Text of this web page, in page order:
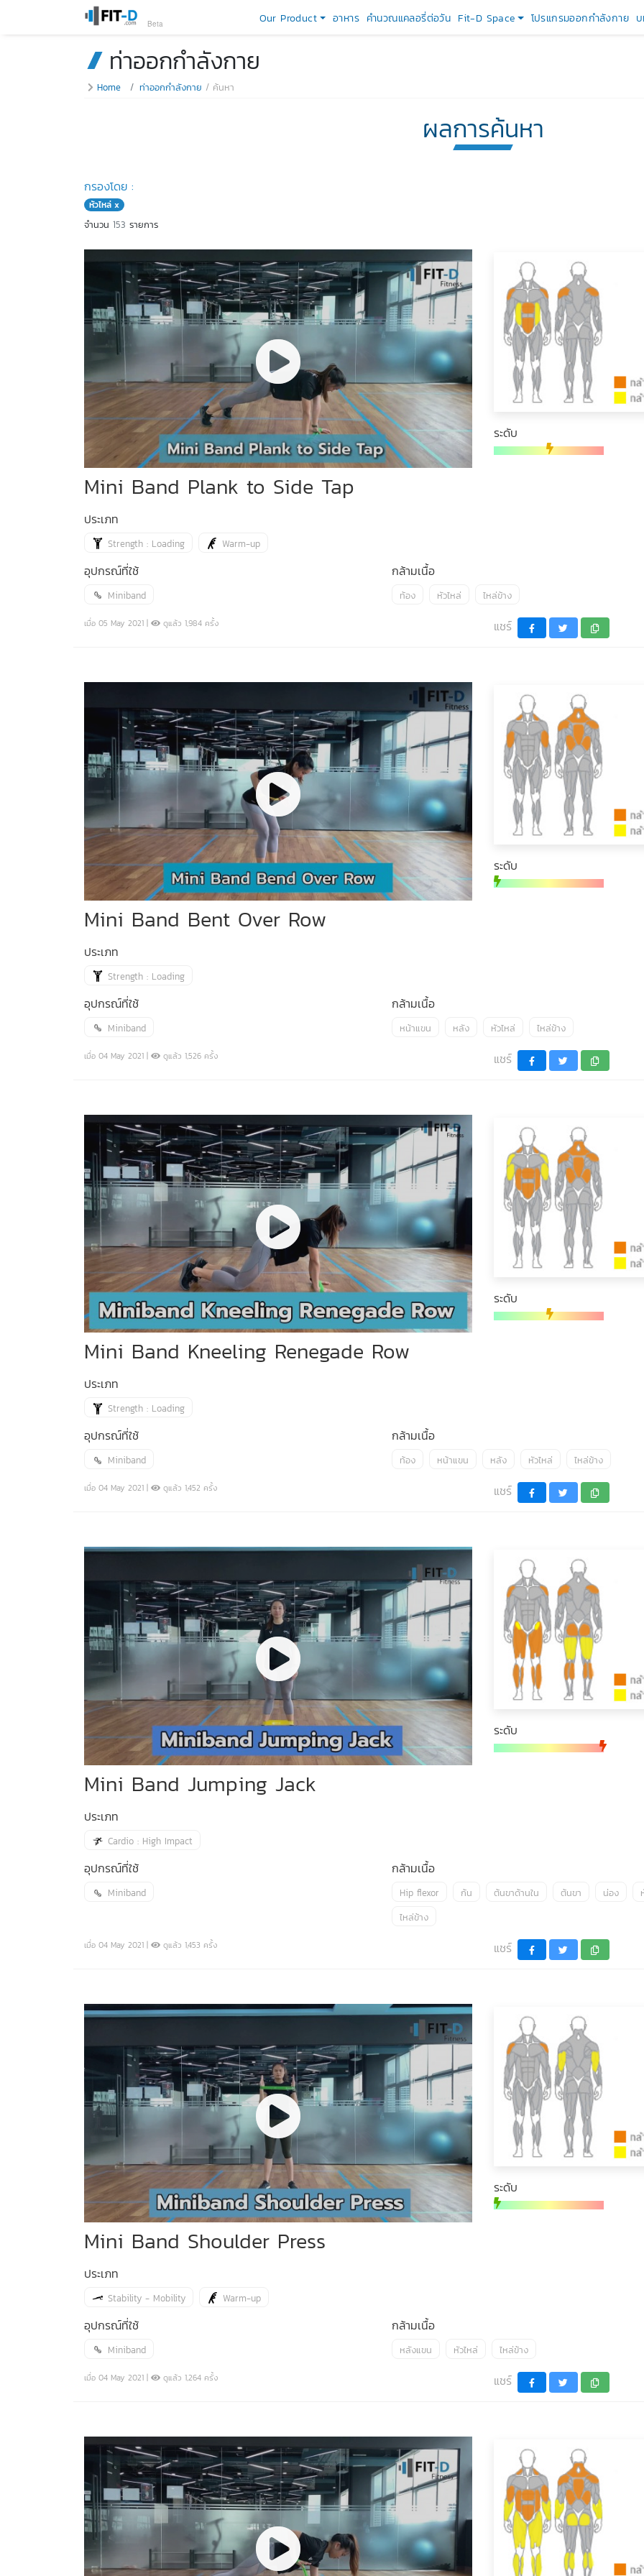
Our Product อาหาร คำนวณแคลอรี่ต่อวัน Fit-D Space โปรแกรมออกกำลังกาย
Beta
ท่าออกกำลังกาย
Home ท่าออกกำลังกาย ค้นหา
ผลการค้นหา
กรองโดย :
หัวไหล่ x
จำนวน 153 รายการ
ระดับ
Mini Band Plank to Side Tap
ประเภท
Strength : Loading Warm-up
อุปกรณ์ที่ใช้
Miniband
กล้ามเนื้อ
ท้อง หัวไหล่ ไหล่ข้าง
เมื่อ 05 May 2021 | ดูแล้ว 1,984 ครั้ง แชร์
ระดับ
Mini Band Bent Over Row
ประเภท
Strength : Loading
อุปกรณ์ที่ใช้
Miniband
กล้ามเนื้อ
หน้าแขน หลัง หัวไหล่ ไหล่ข้าง
เมื่อ 04 May 2021 | ดูแล้ว 1,526 ครั้ง แชร์
ระดับ
Mini Band Kneeling Renegade Row
ประเภท
Strength : Loading
อุปกรณ์ที่ใช้
Miniband
กล้ามเนื้อ
ท้อง หน้าแขน หลัง หัวไหล่ ไหล่ข้าง
เมื่อ 04 May 2021 | ดูแล้ว 1,452 ครั้ง แชร์
ระดับ
Mini Band Jumping Jack
ประเภท
Cardio : High Impact
อุปกรณ์ที่ใช้
Miniband
กล้ามเนื้อ
Hip flexor ก้น ต้นขาด้านใน ต้นขา น่อง
ไหล่ข้าง
เมื่อ 04 May 2021 | ดูแล้ว 1,453 ครั้ง แชร์
ระดับ
Mini Band Shoulder Press
ประเภท
Stability - Mobility Warm-up
อุปกรณ์ที่ใช้
Miniband
กล้ามเนื้อ
หลังแขน หัวไหล่ ไหล่ข้าง
เมื่อ 04 May 2021 | ดูแล้ว 1,264 ครั้ง แชร์